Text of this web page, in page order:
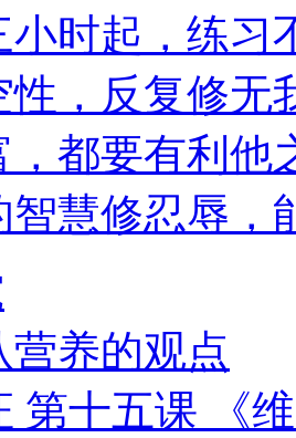
小时起，练习
性，反复修无
，都要有利他
智慧修忍辱，
营养的观点
第十五课 《